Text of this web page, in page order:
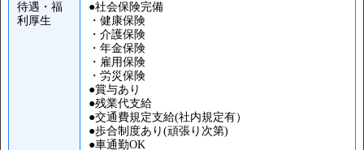
待遇・福
利厚生
●社会保険完備
・健康保険
・介護保険
・年金保険
・雇用保険
・労災保険
●賞与あり
●残業代支給
●交通費規定支給(社内規定有）
●歩合制度あり(頑張り次第)
●車通勤OK